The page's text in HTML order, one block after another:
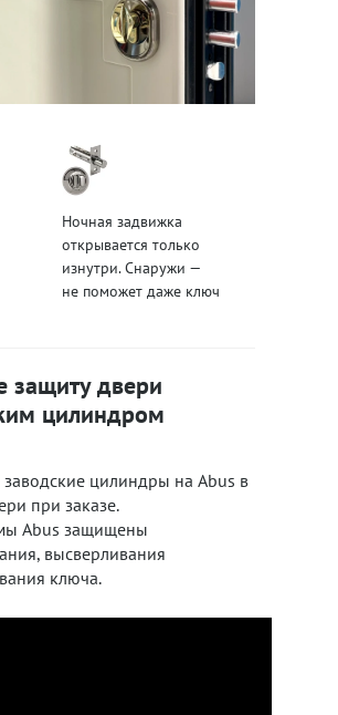
Ночная задвижка
открывается только
изнутри. Снаружи —
не поможет даже ключ
защиту двери
цилиндром
цилиндры на Abus в
при заказе.
Abus защищены
высверливания
ключа.